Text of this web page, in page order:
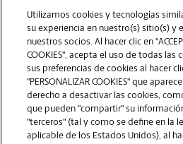
Utilizamos cookies y tecnologías
su experiencia en nuestro(s) sitio(s) y
nuestros socios. Al hacer clic en
COOKIES", acepta el uso de todas las
sus preferencias de cookies al hacer
"PERSONALIZAR COOKIES" que
derecho a desactivar las cookies,
que pueden "compartir" su
"terceros" (tal y como se define en la
aplicable de los Estados Unidos), al